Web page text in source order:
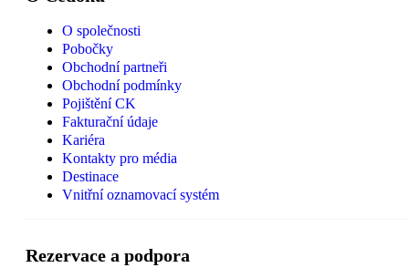
O společnosti
Pobočky
Obchodní partneři
Obchodní podmínky
Pojištění CK
Fakturační údaje
Kariéra
Kontakty pro média
Destinace
Vnitřní oznamovací systém
Rezervace a podpora